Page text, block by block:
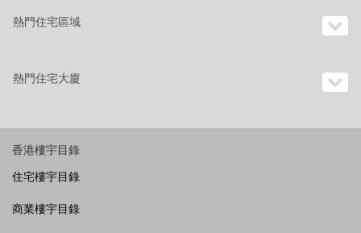
熱門住宅區域
熱門住宅大廈
香港樓宇目錄
住宅樓宇目錄
商業樓宇目錄